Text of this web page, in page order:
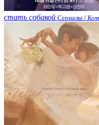
стать собакой Сериалы /